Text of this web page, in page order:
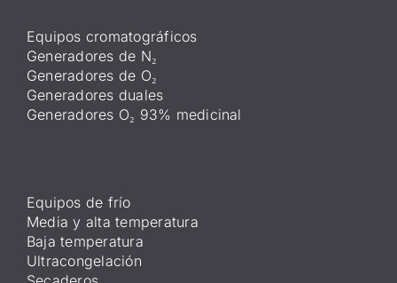
Equipos cromatográficos
Generadores de N₂
Generadores de O₂
Generadores duales
Generadores O₂ 93% medicinal
Equipos de frío
Media y alta temperatura
Baja temperatura
Ultracongelación